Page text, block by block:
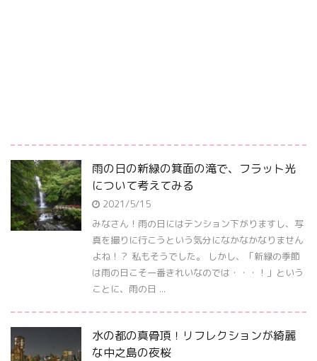
雨の日の新緑の箕面の滝で、フラット光
について考えてみる
2021/5/15
みなさん！雨の日にはテンション下がりますし、写
真を撮りに行こうという気分になかなかなりません
よね！？ 私もそうでした。 しかし、「新緑の季節
は雨の日こそ一番きれいなのでは・・・！」という
ことに、雨の日 ...
水の都の真骨頂！リフレクションが綺麗
な中之島の夜桜